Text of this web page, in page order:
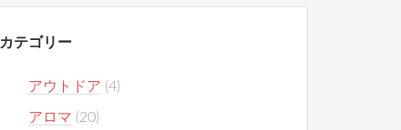
カテゴリー
アウトドア (4)
アロマ (20)